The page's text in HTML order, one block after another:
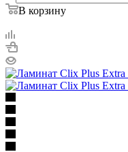
В корзину